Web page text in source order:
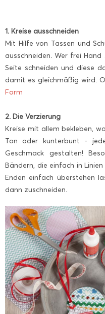
1. Kreise ausschneiden
Mit Hilfe von Tassen und
ausschneiden. Wer frei
Seite schneiden und diese
damit es gleichmäßig wird.
Form
2. Die Verzierung
Kreise mit allem bekleben,
Ton oder kunterbunt -
Geschmack gestalten!
Bändern, die einfach in
Enden einfach überstehen
dann zuschneiden.